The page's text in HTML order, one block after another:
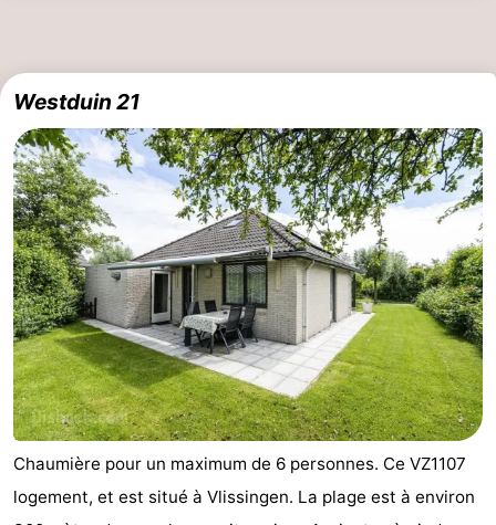
Westduin 21
Chaumière pour un maximum de 6 personnes. Ce VZ1107
logement, et est situé à Vlissingen. La plage est à environ